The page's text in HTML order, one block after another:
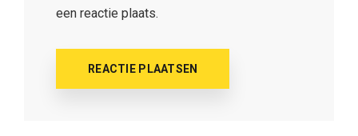
een reactie plaats.